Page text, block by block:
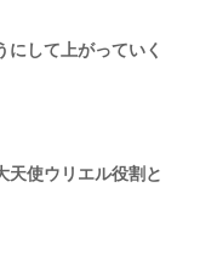
にして上がっていく
天使ウリエル役割と